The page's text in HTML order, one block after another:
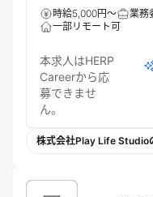
時給5,000円～
業務
一部リモート可
本求人はHERP
Careerから応
募できませ
ん。
株式会社Play Life Studio